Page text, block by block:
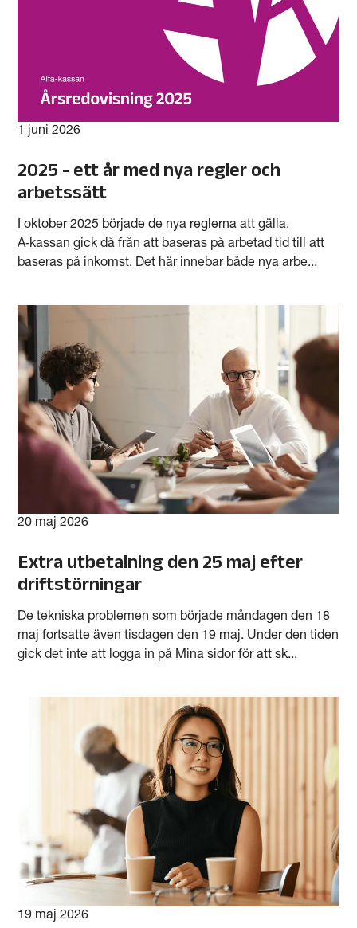
1 juni 2026
2025 - ett år med nya regler och
arbetssätt
I oktober 2025 började de nya reglerna att gälla.
A‑kassan gick då från att baseras på arbetad tid till att
baseras på inkomst. Det här innebar både nya arbe...
20 maj 2026
Extra utbetalning den 25 maj efter
driftstörningar
De tekniska problemen som började måndagen den 18
maj fortsatte även tisdagen den 19 maj. Under den tiden
gick det inte att logga in på Mina sidor för att sk...
19 maj 2026